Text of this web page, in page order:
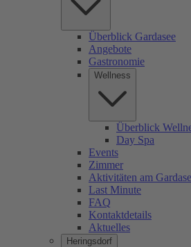
Überblick Gardasee
Angebote
Gastronomie
Wellness
Überblick
Day Spa
Events
Zimmer
Aktivitäten am
Last Minute
FAQ
Kontaktdetails
Aktuelles
Heringsdorf